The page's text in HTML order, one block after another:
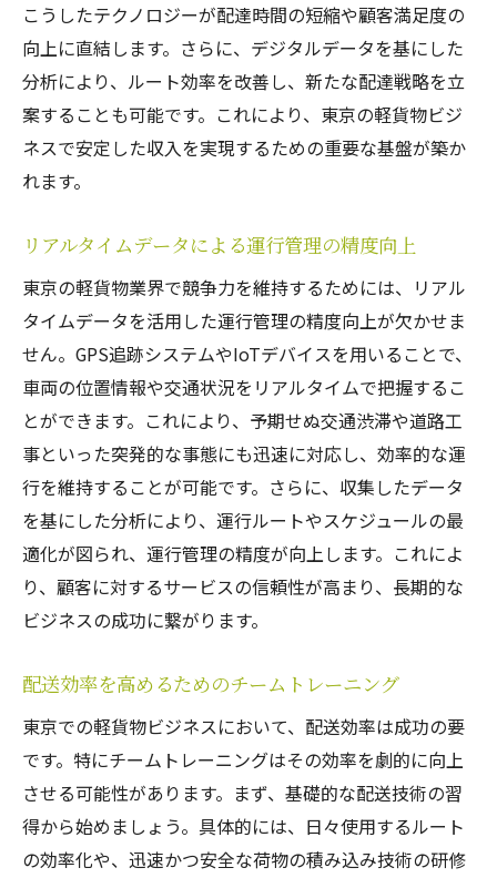
こうしたテクノロジーが配達時間の短縮や顧客満足度の
向上に直結します。さらに、デジタルデータを基にした
分析により、ルート効率を改善し、新たな配達戦略を立
案することも可能です。これにより、東京の軽貨物ビジ
ネスで安定した収入を実現するための重要な基盤が築か
れます。
リアルタイムデータによる運行管理の精度向上
東京の軽貨物業界で競争力を維持するためには、リアル
タイムデータを活用した運行管理の精度向上が欠かせま
せん。GPS追跡システムやIoTデバイスを用いることで、
車両の位置情報や交通状況をリアルタイムで把握するこ
とができます。これにより、予期せぬ交通渋滞や道路工
事といった突発的な事態にも迅速に対応し、効率的な運
行を維持することが可能です。さらに、収集したデータ
を基にした分析により、運行ルートやスケジュールの最
適化が図られ、運行管理の精度が向上します。これによ
り、顧客に対するサービスの信頼性が高まり、長期的な
ビジネスの成功に繋がります。
配送効率を高めるためのチームトレーニング
東京での軽貨物ビジネスにおいて、配送効率は成功の要
です。特にチームトレーニングはその効率を劇的に向上
させる可能性があります。まず、基礎的な配送技術の習
得から始めましょう。具体的には、日々使用するルート
の効率化や、迅速かつ安全な荷物の積み込み技術の研修